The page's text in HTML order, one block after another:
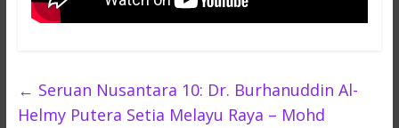
← Seruan Nusantara 10: Dr. Burhanuddin Al-
Helmy Putera Setia Melayu Raya – Mohd